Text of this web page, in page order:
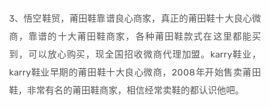
3、悟空鞋贸，莆田鞋靠谱良心商家，真正的莆田鞋十大良心微
商，靠谱的十大莆田鞋商家，各种莆田鞋款式在这里都能买
到，可以放心购买，现全国招收微商代理加盟。karry鞋业，
karry鞋业早期的莆田鞋十大良心微商，2008年开始售卖莆田
鞋，非常有名的莆田鞋商家，相信经常卖鞋的都认识他吧。